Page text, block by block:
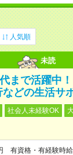
人気順
未読
まで活躍中
どの生活サ
社会人未経験OK
有資格・有経験時